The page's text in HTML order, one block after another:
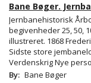
Bane Bøger.
Jernbanehistorisk
begivenheder 25, 50,
illustreret. 1868
Sidste store
Verdenskrig Nye
By: Bane Bøger